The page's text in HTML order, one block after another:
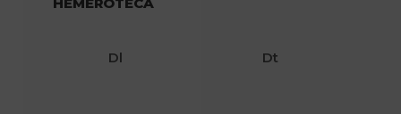
Dl Dt